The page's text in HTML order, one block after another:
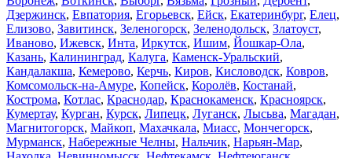
Дзержинск, Евпатория, Егорьевск, Ейск, Екатеринбург, Елец,
Елизово, Завитинск, Зеленогорск, Зеленодольск, Златоуст,
Иваново, Ижевск, Инта, Иркутск, Ишим, Йошкар-Ола,
Казань, Калининград, Калуга, Каменск-Уральский,
Кандалакша, Кемерово, Керчь, Киров, Кисловодск, Ковров,
Комсомольск-на-Амуре, Копейск, Королёв, Костанай,
Кострома, Котлас, Краснодар, Краснокаменск, Красноярск,
Кумертау, Курган, Курск, Липецк, Луганск, Лысьва, Магадан,
Магнитогорск, Майкоп, Махачкала, Миасс, Мончегорск,
Мурманск, Набережные Челны, Нальчик, Нарьян-Мар,